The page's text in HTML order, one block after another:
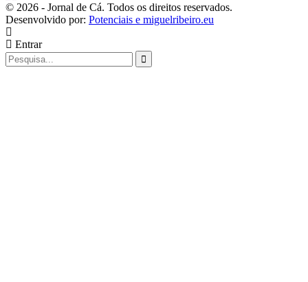
© 2026 - Jornal de Cá. Todos os direitos reservados.
Desenvolvido por: Potenciais e miguelribeiro.eu
Entrar